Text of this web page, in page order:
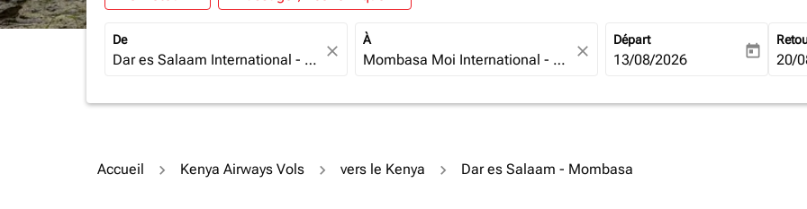
De
close
À
close
Départ
fc-booking-departure-date-
13/08/2026 today fc-
20/
Accueil Kenya Airways Vols vers le Kenya Dar es Salaam - Mombasa